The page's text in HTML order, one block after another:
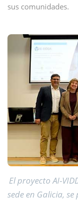
sus comunidades.
El proyecto AI-
sede en Galicia,